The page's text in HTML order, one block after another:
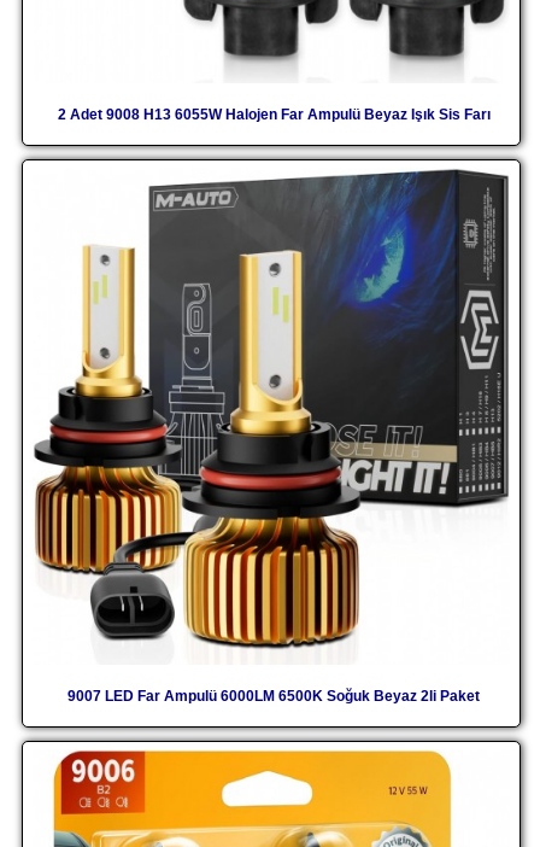
2 Adet 9008 H13 6055W Halojen Far Ampulü Beyaz Işık Sis Farı
9007 LED Far Ampulü 6000LM 6500K Soğuk Beyaz 2li Paket